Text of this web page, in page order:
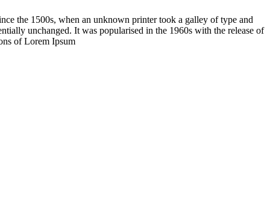
the 1500s, when an unknown printer took a galley of type and
unchanged. It was popularised in the 1960s with the release of
of Lorem Ipsum